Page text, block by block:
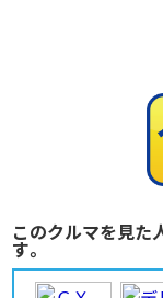
このクルマを見た
す。